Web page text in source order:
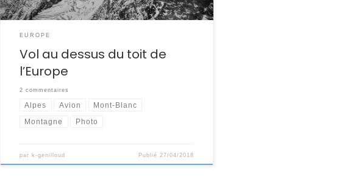
EUROPE
Vol au dessus du toit de
l’Europe
2 commentaires
Alpes Avion Mont-Blanc
Montagne Photo
par k-genilloud Publié 27/04/2018